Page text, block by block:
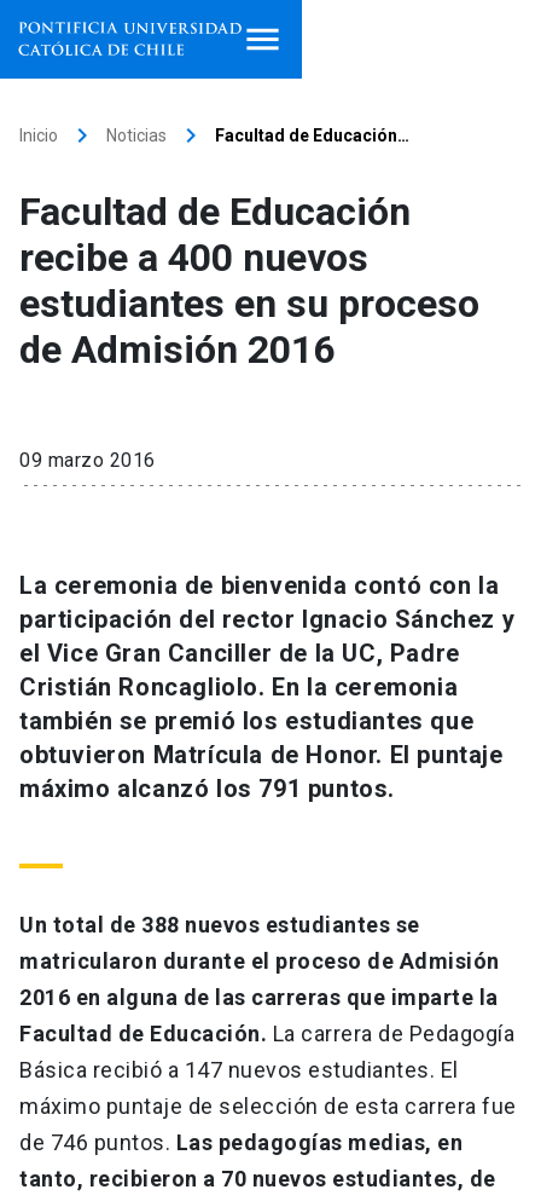
Facultades, escuelas e
institutos
Investigación
Información para keyboard_arrow_down
Futuros estudiantes
Estudiantes
Académicos
Personal
Alumni
Padres y familia
Vecinos launch
Go to english site launch
ACCESOS DIRECTOS
Admisión launch
Mi Portal UC
Medios Biblioteca launch
Donaciones launch
Inicio keyboard_arrow_right Noticias keyboard_arrow_right Facultad de Educación…
Facultad de Educación
recibe a 400 nuevos
estudiantes en su proceso
de Admisión 2016
09 marzo 2016
La ceremonia de bienvenida contó con la
participación del rector Ignacio Sánchez y
el Vice Gran Canciller de la UC, Padre
Cristián Roncagliolo. En la ceremonia
también se premió los estudiantes que
obtuvieron Matrícula de Honor. El puntaje
máximo alcanzó los 791 puntos.
Un total de 388 nuevos estudiantes se
matricularon durante el proceso de Admisión
2016 en alguna de las carreras que imparte la
Facultad de Educación. La carrera de Pedagogía
Básica recibió a 147 nuevos estudiantes. El
máximo puntaje de selección de esta carrera fue
de 746 puntos. Las pedagogías medias, en
tanto, recibieron a 70 nuevos estudiantes, de